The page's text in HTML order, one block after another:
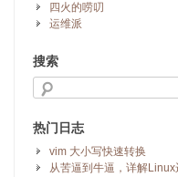
四火的唠叨
运维派
搜索
热门日志
vim 大小写快速转换
从苦逼到牛逼，详解Linux